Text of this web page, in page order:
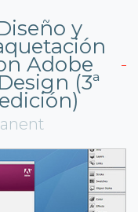
y
Adobe
(3ª
edición)